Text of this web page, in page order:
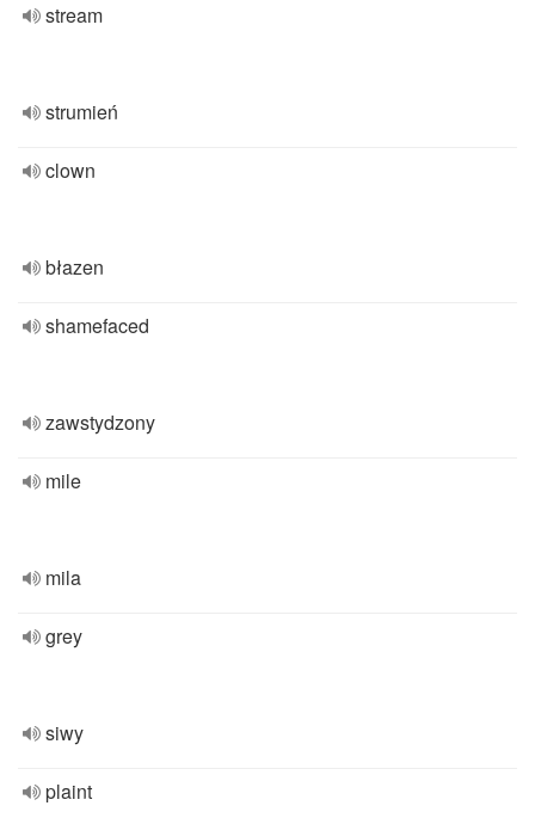
stream
strumień
clown
błazen
shamefaced
zawstydzony
mile
mila
grey
siwy
plaint